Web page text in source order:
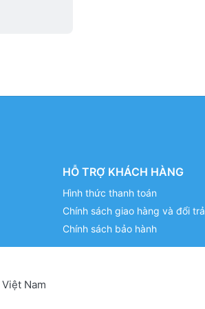
HỖ TRỢ KHÁCH HÀNG
Hình thức thanh toán
Chính sách giao hàng và đổi trả
Chính sách bảo hành
Nam